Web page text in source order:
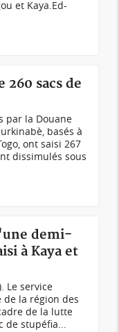
et Kaya.Ed-
260 sacs de
par la Douane
basés à
ont saisi 267
dissimulés sous
demi-
à Kaya et
Le service
la région des
de la lutte
de stupéfia...